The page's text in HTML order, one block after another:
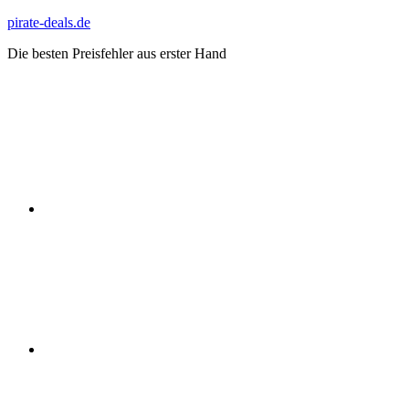
Zum
springen
pirate-deals.de
Die besten Preisfehler aus erster Hand